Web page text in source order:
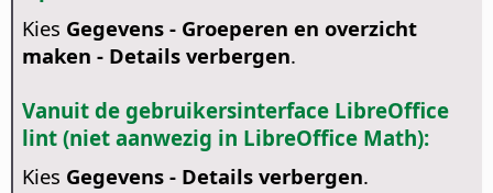
Kies Gegevens - Groeperen en overzicht
maken - Details verbergen.
Vanuit de gebruikersinterface LibreOffice
lint (niet aanwezig in LibreOffice Math):
Kies Gegevens - Details verbergen.